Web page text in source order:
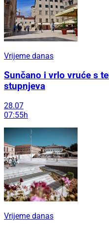
Vrijeme danas
Sunčano i vrlo vruće s
stupnjeva
28.07
07:55h
Vrijeme danas